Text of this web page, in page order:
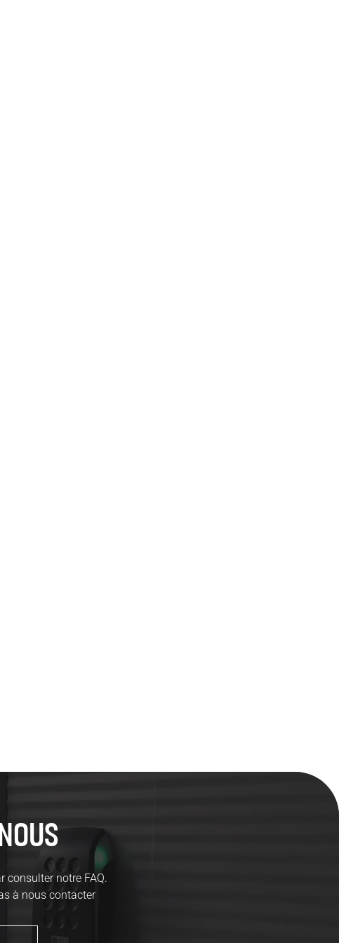
consulter notre FAQ.
à nous contacter